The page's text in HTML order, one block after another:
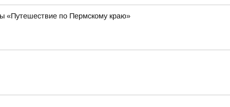
«Путешествие по Пермскому краю»